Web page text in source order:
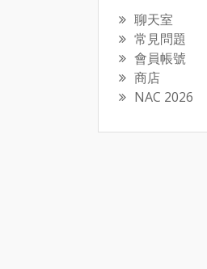
聊天室
常見問題
會員帳號
商店
NAC 2026